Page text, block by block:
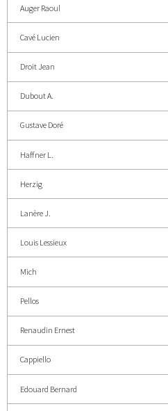
Auger Raoul
Cavé Lucien
Droit Jean
Dubout A.
Gustave Doré
Haffner L.
Herzig
Lanère J.
Louis Lessieux
Mich
Pellos
Renaudin Ernest
Cappiello
Edouard Bernard